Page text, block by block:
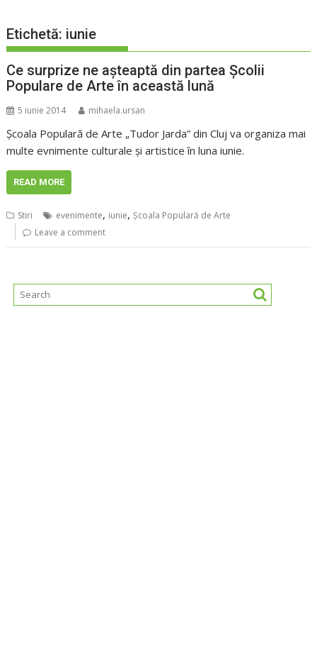
Etichetă: iunie
Ce surprize ne aşteaptă din partea Şcolii
Populare de Arte în această lună
5 iunie 2014 mihaela.ursan
Şcoala Populară de Arte „Tudor Jarda” din Cluj va organiza mai
multe evnimente culturale şi artistice în luna iunie.
READ MORE
Stiri evenimente, iunie,Şcoala Populară de Arte
Leave a comment